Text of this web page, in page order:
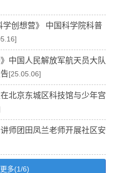
学创想营》 中国科学院科普
中国人民解放军航天员大队
[25.05.06]
北京东城区科技馆与少年宫
师团田凤兰老师开展社区安
多(1/6)